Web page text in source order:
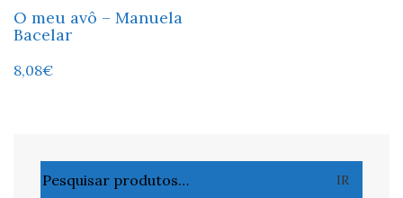
O meu avô – Manuela
Bacelar
8,08€
por:
IR